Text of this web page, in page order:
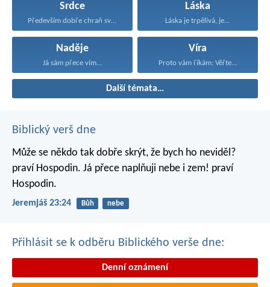
Srdce
Především dobře chraň své...
Láska
Láska je trpělivá, je...
Naděje
Já sám přece vím...
Víra
Proto vám říkám: Věřte...
Další témata…
Biblický verš dne
Může se někdo tak dobře skrýt, že bych ho neviděl?
praví Hospodin. Já přece naplňuji nebe i zem! praví
Hospodin.
Jeremjáš 23:24 Bůh nebe
Přihlásit se k odběru Biblického verše dne:
Denní oznámení